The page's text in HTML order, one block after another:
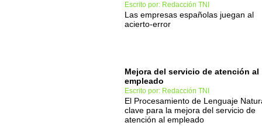
Escrito por: Redacción TNI
Las empresas españolas juegan al
acierto-error
Mejora del servicio de atención al
empleado
Escrito por: Redacción TNI
El Procesamiento de Lenguaje
clave para la mejora del servicio de
atención al empleado